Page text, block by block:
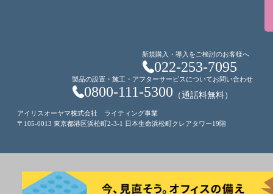
新規購入・導入をご検討のお客様へ
022-253-7095
製品の設置・施工・アフターサービスについてお問い合わせ
0800-111-5300 （通話料無料）
アイリスオーヤマ株式会社 ライティング事業
〒105-0013 東京都港区浜松町2-3-1 日本生命浜松町クレアタワー19階